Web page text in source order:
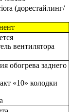
вентилятора
обогрева заднего
«10» колодки